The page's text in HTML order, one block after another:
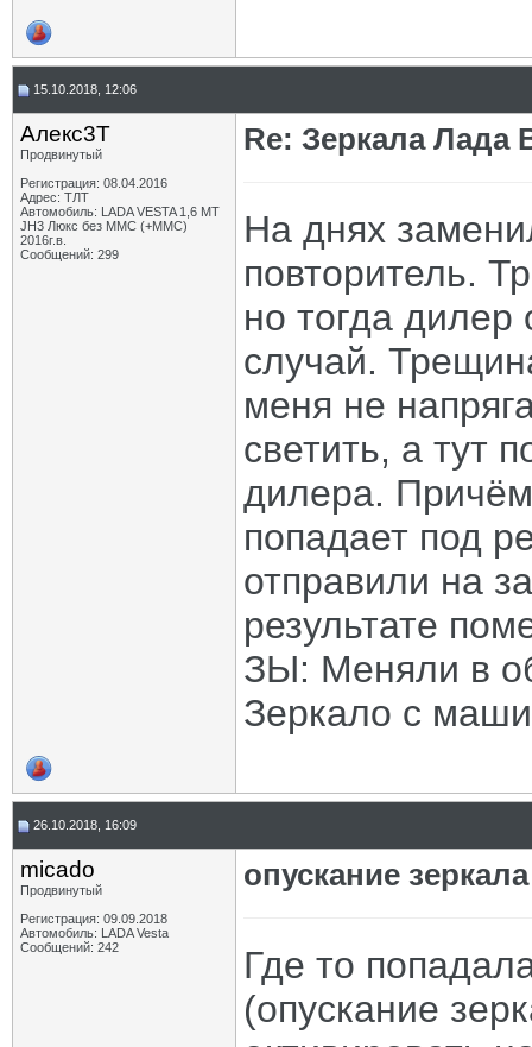
15.10.2018, 12:06
Алекс3Т
Продвинутый
Регистрация: 08.04.2016
Адрес: ТЛТ
Автомобиль: LADA VESTA 1,6 MT
JH3 Люкс без ММС (+ММС)
2016г.в.
Сообщений: 299
Re: Зеркала Лада
На днях
повторитель.
но тогда дилер
случай.
меня не
светить, а тут
дилера.
попадает под
отправили на
результате
ЗЫ: Меняли в
Зеркало с
26.10.2018, 16:09
micado
Продвинутый
Регистрация: 09.09.2018
Автомобиль: LADA Vesta
Сообщений: 242
опускание
Где то
(опускание